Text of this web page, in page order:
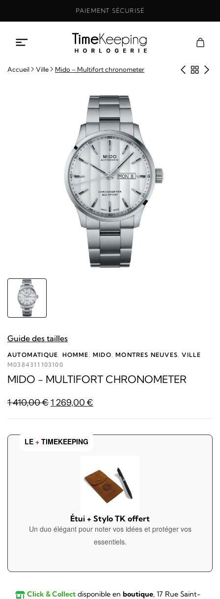
PAIEMENT SÉCURISÉ
Accueil Ville Mido – Multifort chronometer
Guide des tailles
AUTOMATIQUE HOMME ,MIDO ,MONTRES NEUVES ,VILLE
M0384311103100
MIDO - MULTIFORT CHRONOMETER
1 410,00€Le
était :
1 269,00 €
est :
LE + TIMEKEEPING
Étui + Stylo TK offert
Un duo élégant pour noter vos idées et protéger vos
essentiels.
Click & Collect disponible en boutique, 17 Rue Saint-